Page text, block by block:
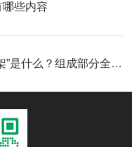
些内容
机械教学陈列柜的“骨架”是什么？组成部分全解析，看完就懂！